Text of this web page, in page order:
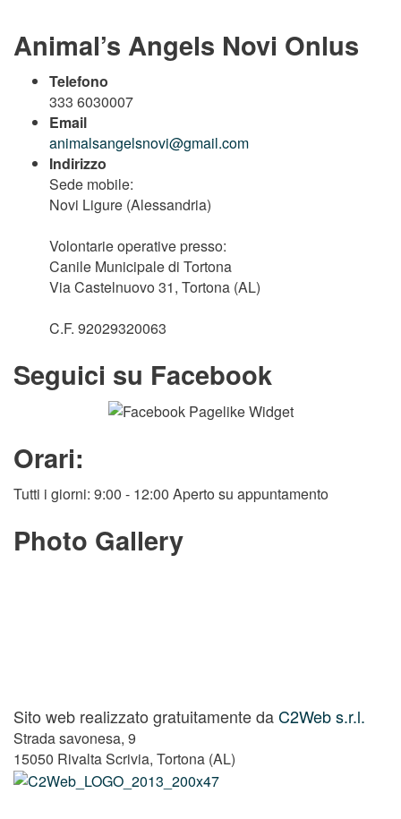
Animal’s Angels Novi Onlus
Telefono
333 6030007
Email
animalsangelsnovi@gmail.com
Indirizzo
Sede mobile:
Novi Ligure (Alessandria)
Volontarie operative presso:
Canile Municipale di Tortona
Via Castelnuovo 31, Tortona (AL)
C.F. 92029320063
Seguici su Facebook
Orari:
Tutti i giorni: 9:00 - 12:00 Aperto su appuntamento
Photo Gallery
Sito web realizzato gratuitamente daC2Web s.r.l.
Strada savonesa, 9
15050 Rivalta Scrivia, Tortona (AL)